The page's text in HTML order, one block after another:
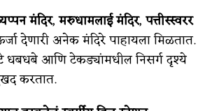
मंदिर,मरुधामलाई मंदिर,पत्तीस्स्वरर
देणारी अनेक मंदिरे पाहायला मिळतात.
आणि टेकड्यांमधील निसर्ग दृश्ये
करतात.